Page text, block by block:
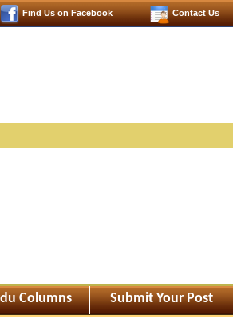
Contact Us
Find Us on Facebook
Columns Submit Your Post